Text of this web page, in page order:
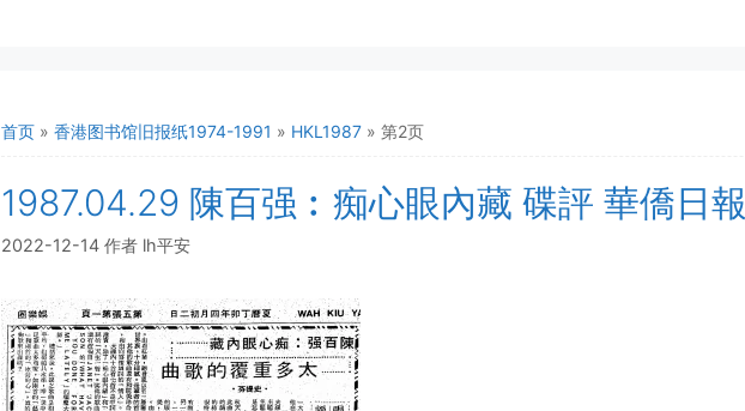
首页 » 香港图书馆旧报纸1974-1991 » HKL1987 » 第2页
1987.04.29 陳百强︰痴心眼內藏 碟評 華僑日報
2022-12-14 作者 lh平安